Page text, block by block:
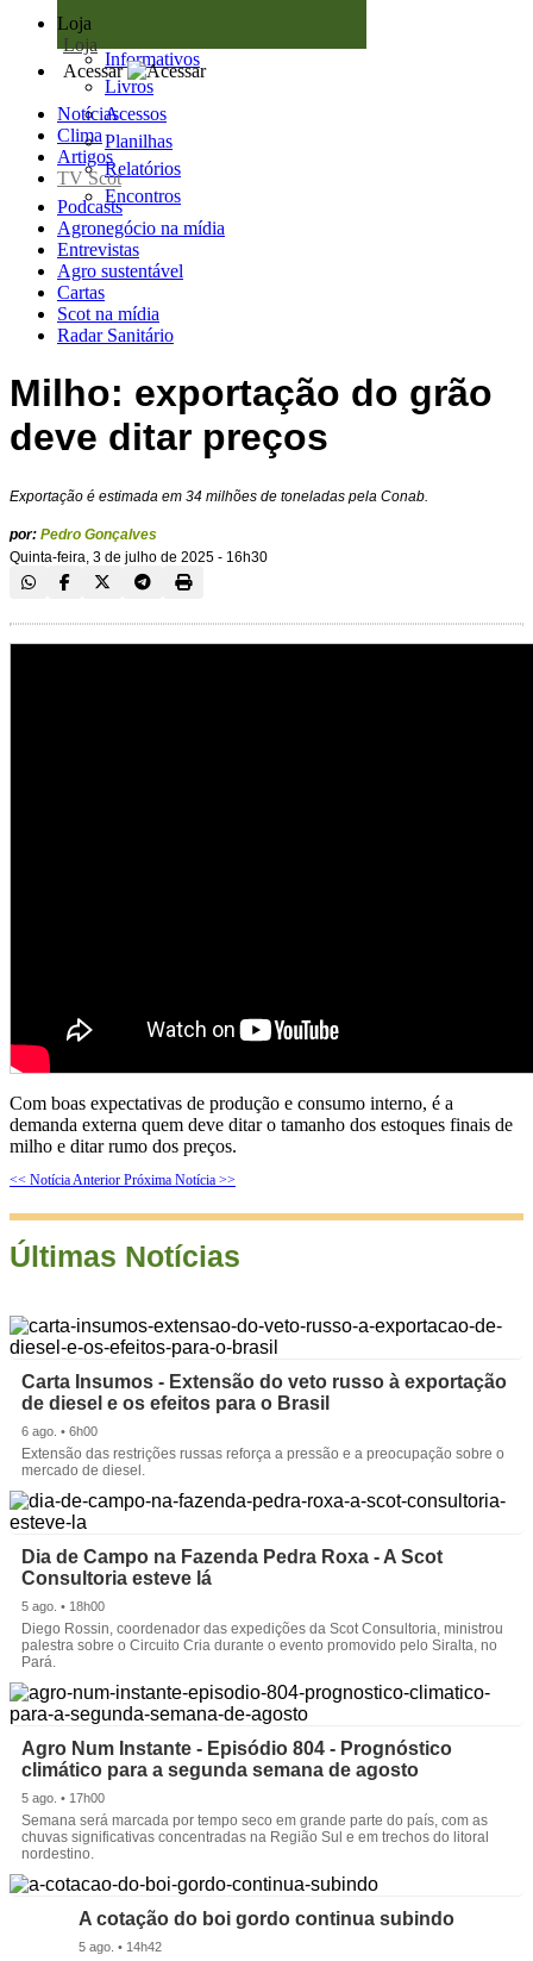
Loja
Loja
Informativos
Livros
Acessos
Planilhas
Relatórios
Encontros
Acessar
Notícias
Clima
Artigos
TV Scot
Podcasts
Agronegócio na mídia
Entrevistas
Agro sustentável
Cartas
Scot na mídia
Radar Sanitário
Milho: exportação do grão
deve ditar preços
Exportação é estimada em 34 milhões de toneladas pela Conab.
por: Pedro Gonçalves
Quinta-feira, 3 de julho de 2025 - 16h30
Com boas expectativas de produção e consumo interno, é a
demanda externa quem deve ditar o tamanho dos estoques finais de
milho e ditar rumo dos preços.
<< Notícia Anterior Próxima Notícia >>
Últimas Notícias
Carta Insumos - Extensão do veto russo à exportação
de diesel e os efeitos para o Brasil
6 ago. • 6h00
Extensão das restrições russas reforça a pressão e a preocupação sobre o
mercado de diesel.
Dia de Campo na Fazenda Pedra Roxa - A Scot
Consultoria esteve lá
5 ago. • 18h00
Diego Rossin, coordenador das expedições da Scot Consultoria, ministrou
palestra sobre o Circuito Cria durante o evento promovido pelo Siralta, no
Pará.
Agro Num Instante - Episódio 804 - Prognóstico
climático para a segunda semana de agosto
5 ago. • 17h00
Semana será marcada por tempo seco em grande parte do país, com as
chuvas significativas concentradas na Região Sul e em trechos do litoral
nordestino.
A cotação do boi gordo continua subindo
5 ago. • 14h42